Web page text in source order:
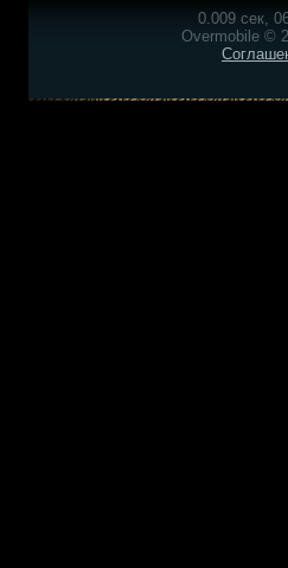
0.009 сек,
Overmobile ©